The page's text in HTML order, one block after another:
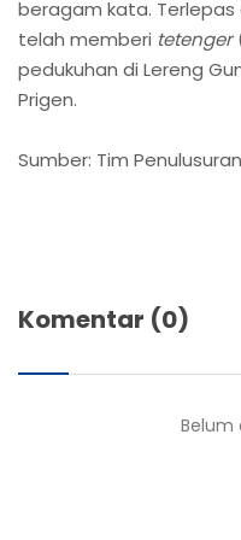
beragam kata. Terlepas
telah memberi tetenger
pedukuhan di Lereng
Prigen.
Sumber: Tim
Komentar (0)
Belum